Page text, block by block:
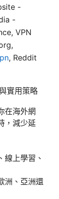
-
-
VPN
, Reddit
實用策略
在海外網
，減少延
線上學習、
洲、亞洲還